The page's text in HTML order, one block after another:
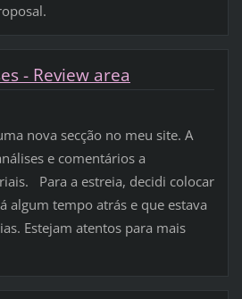
- Review area
nova secção no meu site. A
e comentários a
Para a estreia, decidi colocar
algum tempo atrás e que estava
Estejam atentos para mais